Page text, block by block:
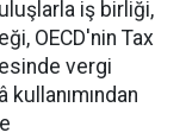
iş birliği,
OECD'nin Tax
vergi